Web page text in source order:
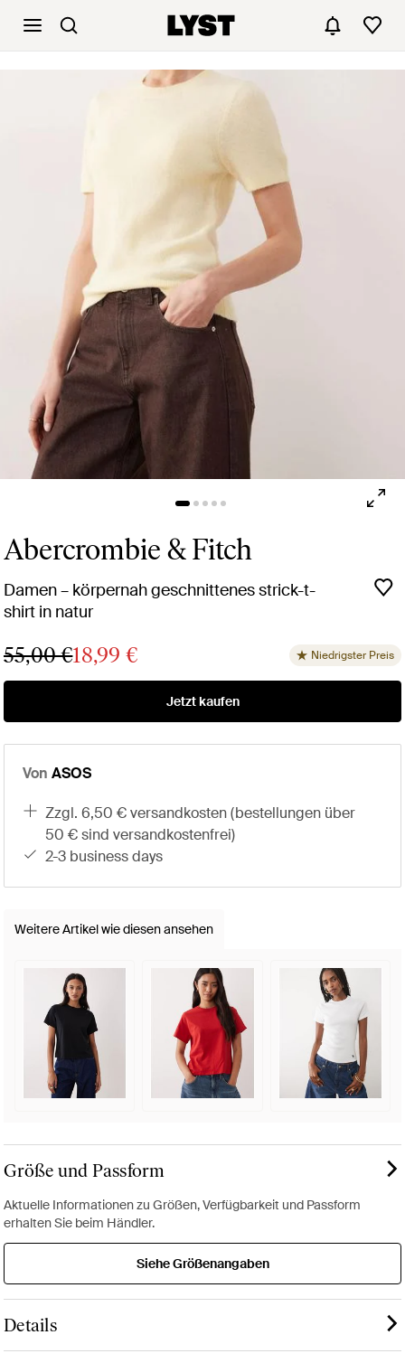
Abercrombie & Fitch
Damen – körpernah geschnittenes strick-t-
shirt in natur
55,00 €18,99 € Niedrigster Preis
Jetzt kaufen
Von ASOS
zzgl. 6,50 € versandkosten (bestellungen über
50 € sind versandkostenfrei)
2-3 business days
Weitere Artikel wie diesen ansehen
Größe und Passform
Aktuelle Informationen zu Größen, Verfügbarkeit und Passform
erhalten Sie beim Händler.
Siehe Größenangaben
Details